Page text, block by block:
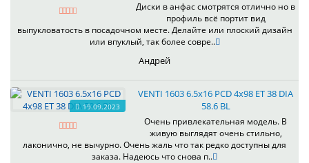
Диски в анфас смотрятся отлично но в
профиль всё портит вид
выпукловатость в посадочном месте. Делайте или плоский дизайн
или впуклый, так более совре..
Андрей
19.09.2023
VENTI 1603 6.5x16 PCD 4x98 ET 38 DIA
58.6 BL
Очень привлекательная модель. В
живую выглядят очень стильно,
лаконично, не вычурно. Очень жаль что так редко доступны для
заказа. Надеюсь что снова п..